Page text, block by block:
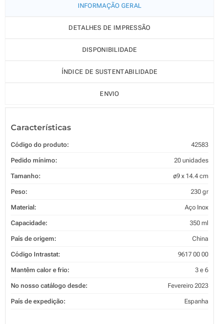
INFORMAÇÃO GERAL
DETALHES DE IMPRESSÃO
DISPONIBILIDADE
ÍNDICE DE SUSTENTABILIDADE
ENVIO
Características
Código do produto: 42583
Pedido mínimo: 20 unidades
Tamanho: ø9 x 14.4 cm
Peso: 230 gr
Material: Aço Inox
Capacidade: 350 ml
País de origem: China
Código Intrastat: 9617 00 00
Mantêm calor e frio: 3 e 6
No nosso catálogo desde: Fevereiro 2023
País de expedição: Espanha